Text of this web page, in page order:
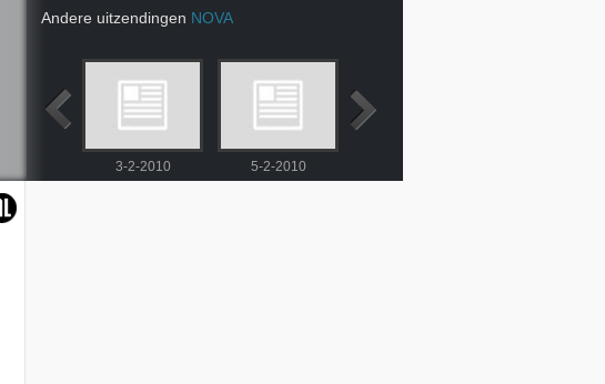
Andere uitzendingen NOVA
3-2-2010 5-2-2010